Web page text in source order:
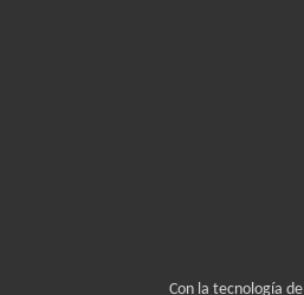
Con la tecnología de